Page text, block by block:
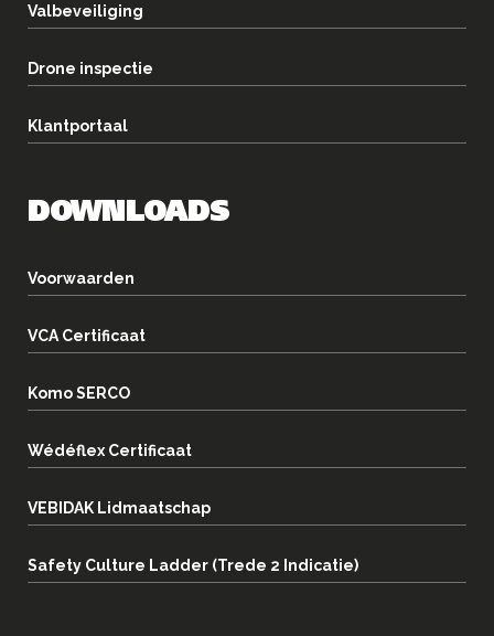
Valbeveiliging
Drone inspectie
Klantportaal
DOWNLOADS
Voorwaarden
VCA Certificaat
Komo SERCO
Wédéflex Certificaat
VEBIDAK Lidmaatschap
Safety Culture Ladder (Trede 2 Indicatie)